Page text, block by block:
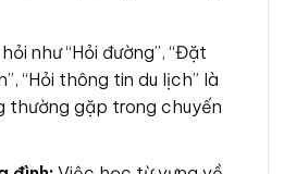
như “Hỏi đường”, “Đặt
“Hỏi thông tin du lịch” là
thường gặp trong chuyến